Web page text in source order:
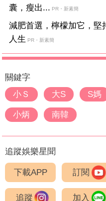
囊，瘦出... PR・新素簡
減肥首選，檸檬加它，堅
人生 PR・新素簡
關鍵字
小Ｓ
大S S媽
小炳 南韓
追蹤娛樂星聞
下載APP 訂閱
追蹤 加入